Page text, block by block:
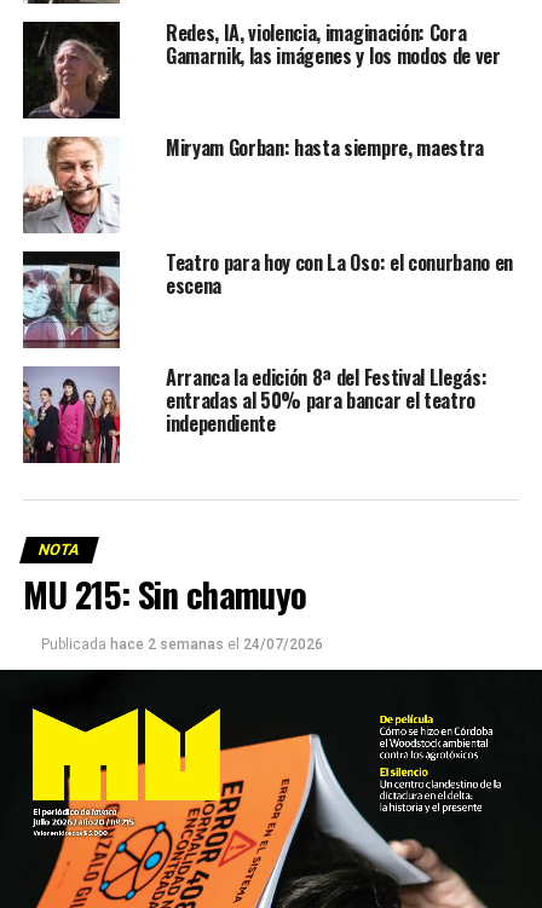
Redes, IA, violencia, imaginación: Cora
Gamarnik, las imágenes y los modos de ver
Miryam Gorban: hasta siempre, maestra
Teatro para hoy con La Oso: el conurbano en
escena
Arranca la edición 8ª del Festival Llegás:
entradas al 50% para bancar el teatro
independiente
NOTA
MU 215: Sin chamuyo
Publicada hace 2 semanas el 24/07/2026